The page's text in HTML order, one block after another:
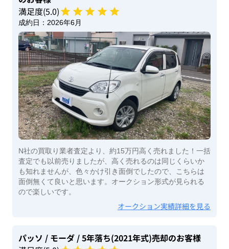
満足度(5.0)
成約日： 2026年6月
N社の買取り業者査定より、約15万円高く売れました！一括
査定でも以前売りましたが、高く売れるのは同じくらいか
も知れませんが、色々かけ引き面倒でしたので、こちらは
面倒無くて良いと思います。オークション形式が見られる
ので楽しいです。
オークション実績詳細を見る
パッソ / モーダ / 5年落ち(2021年式)売却のお客様